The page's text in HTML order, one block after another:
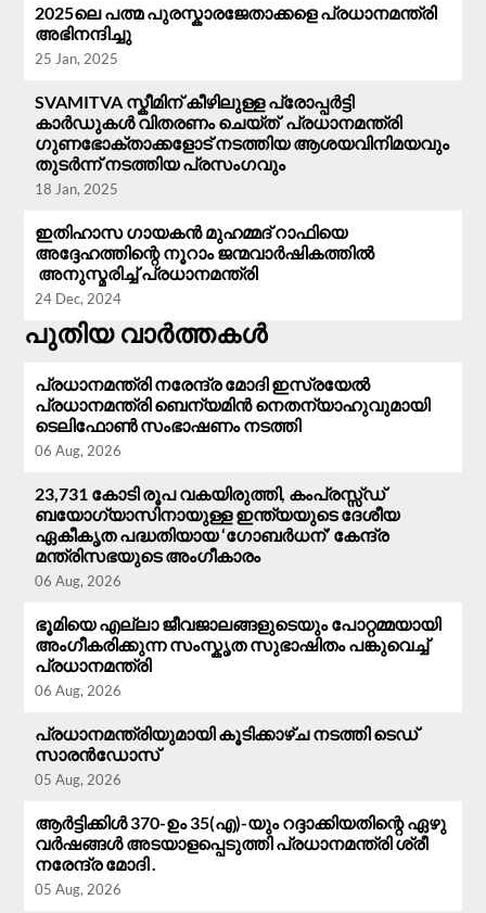
2025ലെ പത്മ പുരസ്കാരജേതാക്കളെ പ്രധാനമന്ത്രി
അഭിനന്ദിച്ചു
25 Jan, 2025
SVAMITVA സ്കീമിന് കീഴിലുള്ള പ്രോപ്പർട്ടി
കാർഡുകൾ വിതരണം ചെയ്ത് പ്രധാനമന്ത്രി
ഗുണഭോക്താക്കളോട് നടത്തിയ ആശയവിനിമയവും
തുടർന്ന് നടത്തിയ പ്രസം​ഗവും
18 Jan, 2025
ഇതിഹാസ ഗായകൻ മുഹമ്മദ് റാഫിയെ
അദ്ദേഹത്തിന്റെ നൂറാം ജന്മവാർഷികത്തിൽ
അനുസ്മരിച്ച് പ്രധാനമന്ത്രി
24 Dec, 2024
പുതിയ വാർത്തകൾ
പ്രധാനമന്ത്രി നരേന്ദ്ര മോദി ഇസ്രയേൽ
പ്രധാനമന്ത്രി ബെന്യമിൻ നെതന്യാഹുവുമായി
ടെലിഫോൺ സംഭാഷണം നടത്തി
06 Aug, 2026
23,731 കോടി രൂപ വകയിരുത്തി, കംപ്രസ്സ്ഡ്
ബയോഗ്യാസിനായുള്ള ഇന്ത്യയുടെ ദേശീയ
ഏകീകൃത പദ്ധതിയായ ‘ഗോബർധന്’ കേന്ദ്ര
മന്ത്രിസഭയുടെ അംഗീകാരം
06 Aug, 2026
ഭൂമിയെ എല്ലാ ജീവജാലങ്ങളുടെയും പോറ്റമ്മയായി
അംഗീകരിക്കുന്ന സംസ്കൃത സുഭാഷിതം പങ്കുവെച്ച്
പ്രധാനമന്ത്രി
06 Aug, 2026
പ്രധാനമന്ത്രിയുമായി കൂടിക്കാഴ്ച നടത്തി ടെഡ്
സാരൻഡോസ്
05 Aug, 2026
ആർട്ടിക്കിൾ 370-ഉം 35(എ)-യും റദ്ദാക്കിയതിന്റെ ഏഴു
വർഷങ്ങൾ അടയാളപ്പെടുത്തി പ്രധാനമന്ത്രി ശ്രീ
നരേന്ദ്ര മോദി .
05 Aug, 2026